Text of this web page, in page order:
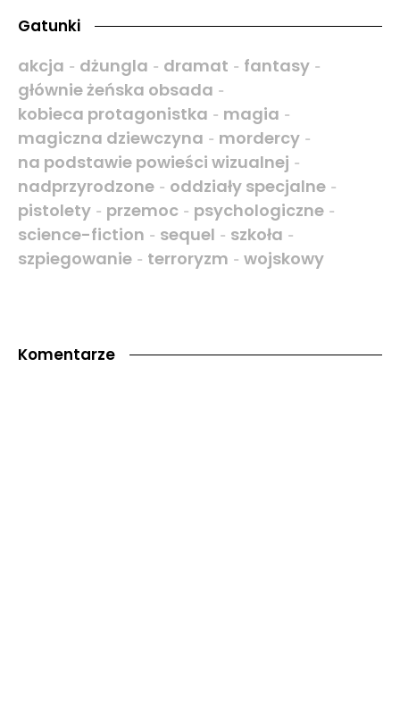
Gatunki
akcja - dżungla - dramat - fantasy -
głównie żeńska obsada -
kobieca protagonistka - magia -
magiczna dziewczyna - mordercy -
na podstawie powieści wizualnej -
nadprzyrodzone - oddziały specjalne -
pistolety - przemoc - psychologiczne -
science-fiction - sequel - szkoła -
szpiegowanie - terroryzm - wojskowy
Komentarze